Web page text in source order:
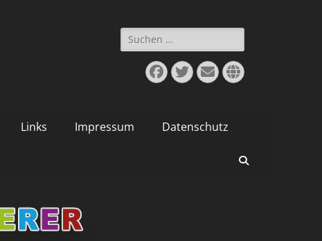
Suchen
nach:
Facebook
Twitter
E-
Mail
Website
Links Impressum Datenschutz